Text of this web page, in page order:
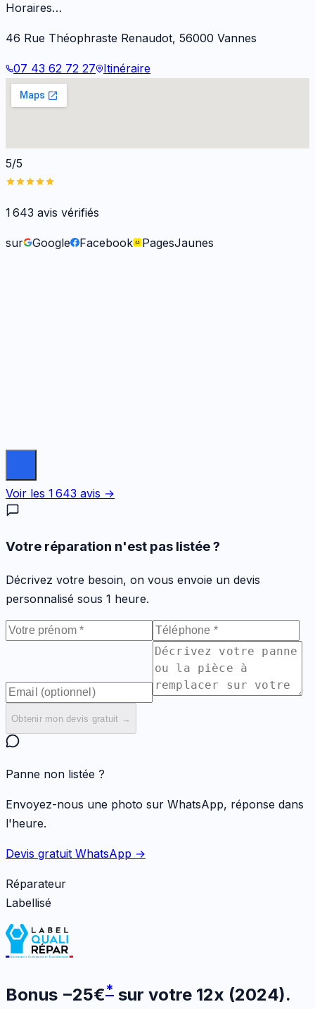
Horaires…
46 Rue Théophraste Renaudot, 56000 Vannes
07 43 62 72 27 Itinéraire
5/5
1 643 avis vérifiés
sur Google Facebook PagesJaunes
Voir les 1 643 avis →
Votre réparation n'est pas listée ?
Décrivez votre besoin, on vous envoie un devis
personnalisé sous 1 heure.
Obtenir mon devis gratuit →
Panne non listée ?
Envoyez-nous une photo sur WhatsApp, réponse dans
l'heure.
Devis gratuit WhatsApp →
Réparateur
Labellisé
Bonus −25€* sur votre 12x (2024).